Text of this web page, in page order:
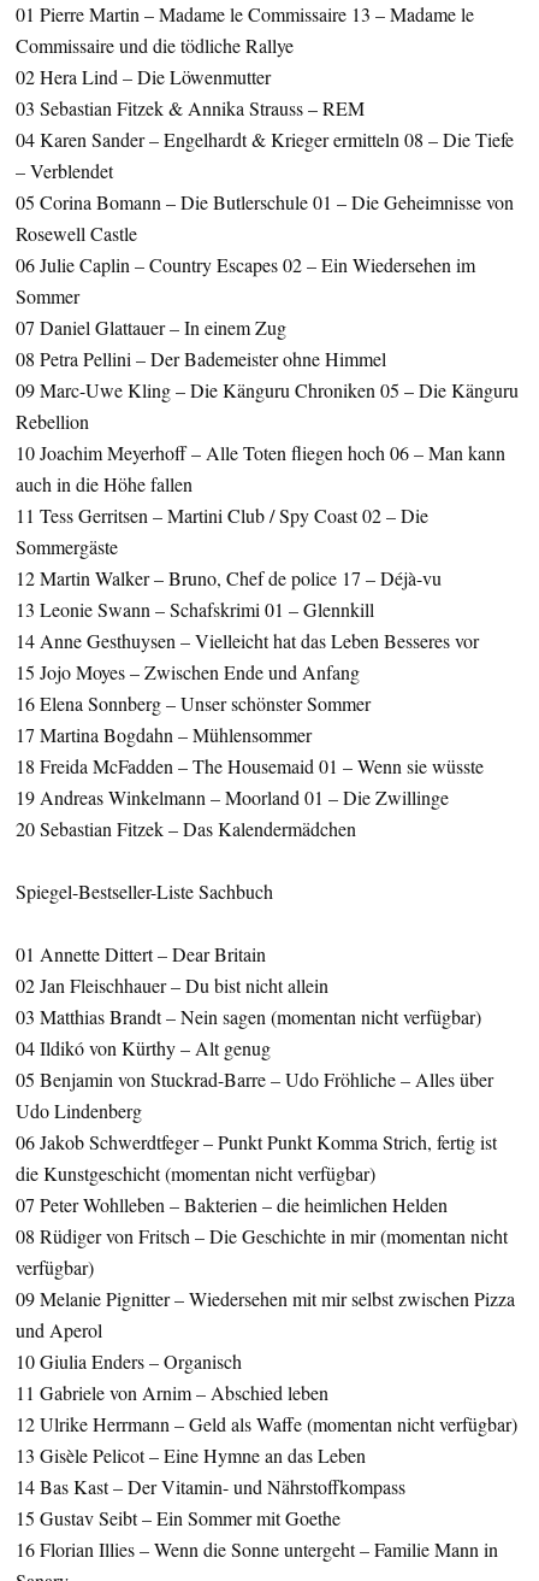
01 Pierre Martin – Madame le Commissaire 13 – Madame le
Commissaire und die tödliche Rallye
02 Hera Lind – Die Löwenmutter
03 Sebastian Fitzek & Annika Strauss – REM
04 Karen Sander – Engelhardt & Krieger ermitteln 08 – Die Tiefe
– Verblendet
05 Corina Bomann – Die Butlerschule 01 – Die Geheimnisse von
Rosewell Castle
06 Julie Caplin – Country Escapes 02 – Ein Wiedersehen im
Sommer
07 Daniel Glattauer – In einem Zug
08 Petra Pellini – Der Bademeister ohne Himmel
09 Marc-Uwe Kling – Die Känguru Chroniken 05 – Die Känguru
Rebellion
10 Joachim Meyerhoff – Alle Toten fliegen hoch 06 – Man kann
auch in die Höhe fallen
11 Tess Gerritsen – Martini Club / Spy Coast 02 – Die
Sommergäste
12 Martin Walker – Bruno, Chef de police 17 – Déjà-vu
13 Leonie Swann – Schafskrimi 01 – Glennkill
14 Anne Gesthuysen – Vielleicht hat das Leben Besseres vor
15 Jojo Moyes – Zwischen Ende und Anfang
16 Elena Sonnberg – Unser schönster Sommer
17 Martina Bogdahn – Mühlensommer
18 Freida McFadden – The Housemaid 01 – Wenn sie wüsste
19 Andreas Winkelmann – Moorland 01 – Die Zwillinge
20 Sebastian Fitzek – Das Kalendermädchen
Spiegel-Bestseller-Liste Sachbuch
01 Annette Dittert – Dear Britain
02 Jan Fleischhauer – Du bist nicht allein
03 Matthias Brandt – Nein sagen (momentan nicht verfügbar)
04 Ildikó von Kürthy – Alt genug
05 Benjamin von Stuckrad-Barre – Udo Fröhliche – Alles über
Udo Lindenberg
06 Jakob Schwerdtfeger – Punkt Punkt Komma Strich, fertig ist
die Kunstgeschicht (momentan nicht verfügbar)
07 Peter Wohlleben – Bakterien – die heimlichen Helden
08 Rüdiger von Fritsch – Die Geschichte in mir (momentan nicht
verfügbar)
09 Melanie Pignitter – Wiedersehen mit mir selbst zwischen Pizza
und Aperol
10 Giulia Enders – Organisch
11 Gabriele von Arnim – Abschied leben
12 Ulrike Herrmann – Geld als Waffe (momentan nicht verfügbar)
13 Gisèle Pelicot – Eine Hymne an das Leben
14 Bas Kast – Der Vitamin- und Nährstoffkompass
15 Gustav Seibt – Ein Sommer mit Goethe
16 Florian Illies – Wenn die Sonne untergeht – Familie Mann in